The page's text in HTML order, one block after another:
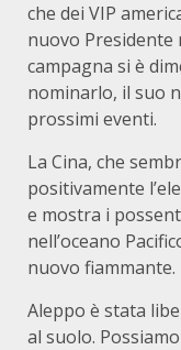
che dei VIP
nuovo
campagna si è
nominarlo, il suo
prossimi eventi.
La Cina, che
positivamente
e mostra i
nell’oceano
nuovo fiammante.
Aleppo è stata
al suolo.